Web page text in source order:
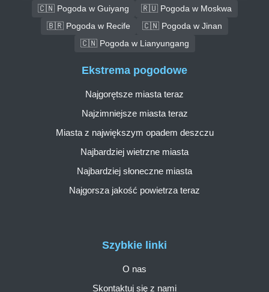
🇨🇳 Pogoda w Guiyang
🇷🇺 Pogoda w Moskwa
🇧🇷 Pogoda w Recife
🇨🇳 Pogoda w Jinan
🇨🇳 Pogoda w Lianyungang
Szybkie linki
O nas
Skontaktuj się z nami
Ekstrema pogodowe
Najgorętsze miasta teraz
Najzimniejsze miasta teraz
Miasta z największym opadem deszczu
Najbardziej wietrzne miasta
Najbardziej słoneczne miasta
Najgorsza jakość powietrza teraz